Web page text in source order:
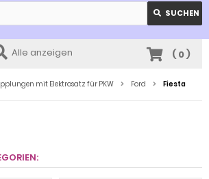
SUCHEN
Alle anzeigen ( 0)
mit Elektrosatz für PKW Ford Fiesta